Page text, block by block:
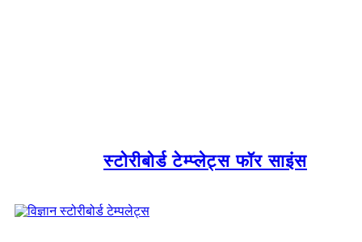
स्टोरीबोर्ड टेम्प्लेट्स फॉर साइंस